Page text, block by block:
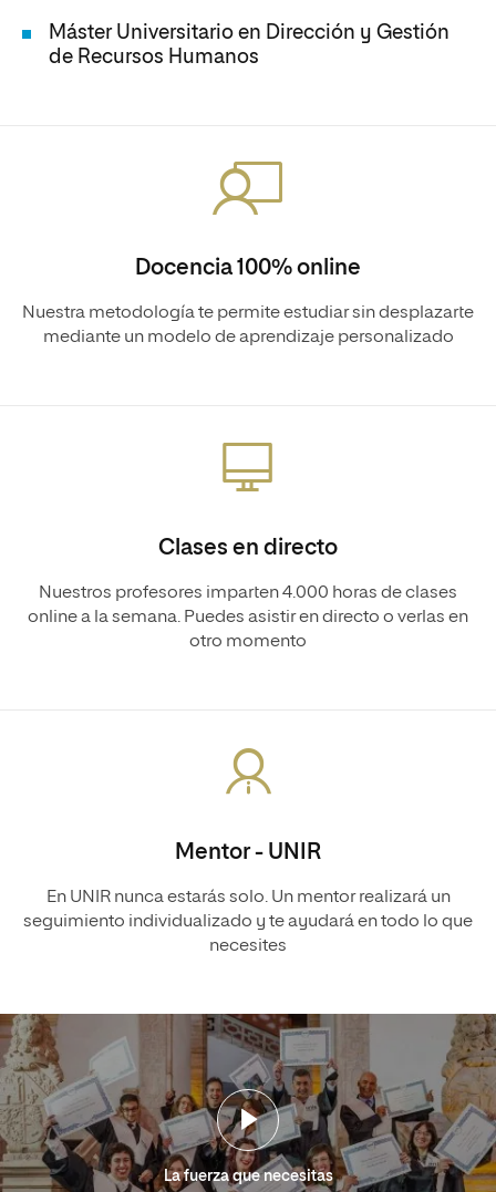
Máster Universitario en Dirección y Gestión
de Recursos Humanos
Docencia 100% online
Nuestra metodología te permite estudiar sin desplazarte
mediante un modelo de aprendizaje personalizado
Clases en directo
Nuestros profesores imparten 4.000 horas de clases
online a la semana. Puedes asistir en directo o verlas en
otro momento
Mentor - UNIR
En UNIR nunca estarás solo. Un mentor realizará un
seguimiento individualizado y te ayudará en todo lo que
necesites
La fuerza que necesitas